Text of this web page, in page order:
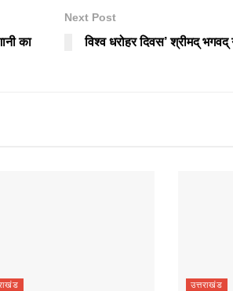
का
Next Post
विश्व धरोहर दिवस’ श्रीमद् भगवद्
उत्तराखंड